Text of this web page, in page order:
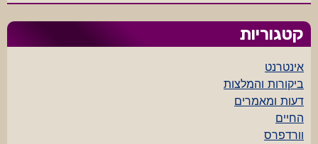
קטגוריות
אינטרנט
ביקורות והמלצות
דעות ומאמרים
החיים
וורדפרס